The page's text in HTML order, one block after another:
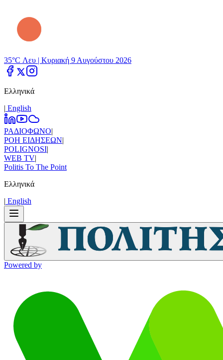
35°C Λευ | Κυριακή 9 Αυγούστου 2026
Ελληνικά
| Εnglish
ΡΑΔΙΟΦΩΝΟ|
ΡΟΗ ΕΙΔΗΣΕΩΝ|
POLIGNOSI|
WEB TV|
Politis To The Point
Ελληνικά
| Εnglish
Powered by